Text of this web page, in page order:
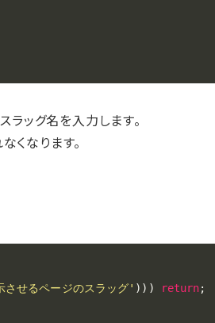
ラッグ名を入力します。
なります。
させるページのスラッグ' ) ) ) return;